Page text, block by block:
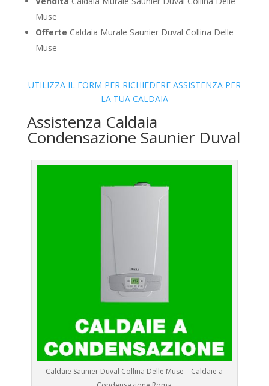
Muse
Offerte Caldaia Murale Saunier Duval Collina Delle
Muse
UTILIZZA IL FORM PER RICHIEDERE ASSISTENZA PER
LA TUA CALDAIA
Assistenza Caldaia
Condensazione Saunier Duval
Caldaie Saunier Duval Collina Delle Muse – Caldaie a